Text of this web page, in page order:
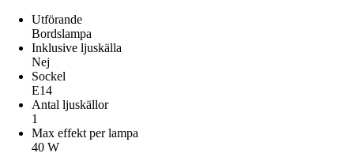
Utförande
Bordslampa
Inklusive ljuskälla
Nej
Sockel
E14
Antal ljuskällor
1
Max effekt per lampa
40 W